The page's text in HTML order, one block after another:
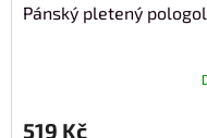
Pánský pletený
519 Kč